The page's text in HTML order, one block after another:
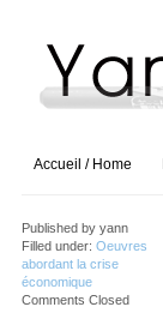
Accueil / Home
Published byyann
Filled under: Oeuvres
abordant la crise
économique
Comments Closed